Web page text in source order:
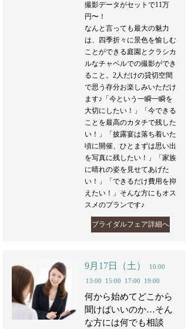
撮影データがセットで11万
円〜！
なんと言っても最大の魅力
は、四季折々に景色を愉しむ
ことができる庭園とクラシカ
ルなチャペルでの撮影ができ
ること。2人だけの貸切空間
で思う存分お楽しみいただけ
ます♪「今という一瞬一瞬を
大切にしたい！」「今できる
ことを最高のカタチで残した
い！」「披露宴は落ち着いた
頃に開催、ひとまずは思い出
を写真に残したい！」「家族
に晴れの姿を見せてあげた
い！」「できるだけ費用を抑
えたい！」そんな方にもオス
スメのプランです♪
ブライダルフェア詳細へ
9月17日（土）
10:00
13:00
15:00 17:00 19:00
何から始めてどこから
聞けばいいのか…そん
な方には何でも相談